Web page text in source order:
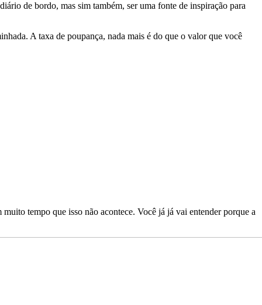
de bordo, mas sim também, ser uma fonte de inspiração para
A taxa de poupança, nada mais é do que o valor que você
tempo que isso não acontece. Você já já vai entender porque a